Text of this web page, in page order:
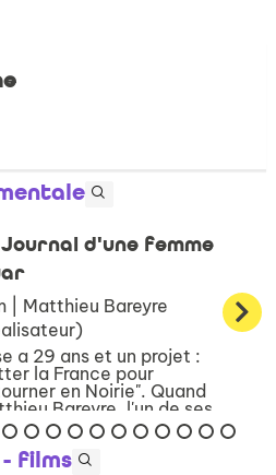
d'une femme
| Matthieu Bareyre
a 29 ans et un projet :
la France pour
en Noirie". Quand
Bareyre, l'un de ses
proches amis, lui propose
un film avec elle inspiré
journal intime, ils y
films